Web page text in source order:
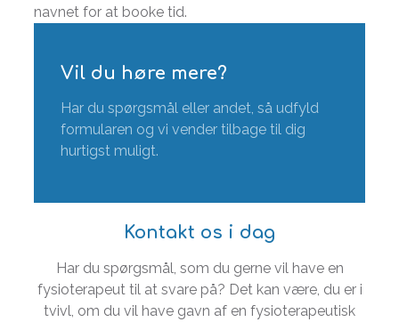
navnet for at booke tid.
Vil du høre mere?
Har du spørgsmål eller andet, så udfyld
formularen og vi vender tilbage til dig
hurtigst muligt.
Kontakt os i dag
Har du spørgsmål, som du gerne vil have en
fysioterapeut til at svare på? Det kan være, du er i
tvivl, om du vil have gavn af en fysioterapeutisk